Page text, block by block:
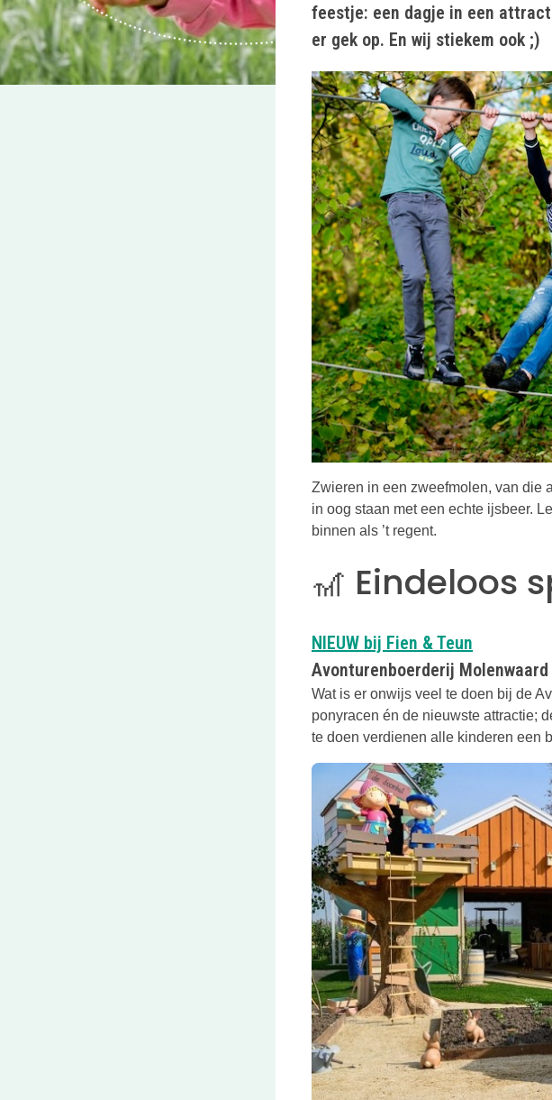
feestje: een dagje in een
er gek op. En wij stiekem ook ;)
Zwieren in een zweefmolen, van die
in oog staan met een echte ijsbeer.
binnen als ’t regent.
🎢 Eindeloos
NIEUW bij Fien & Teun
Avonturenboerderij Molenwaard
Wat is er onwijs veel te doen bij de
ponyracen én de nieuwste attractie;
te doen verdienen alle kinderen een